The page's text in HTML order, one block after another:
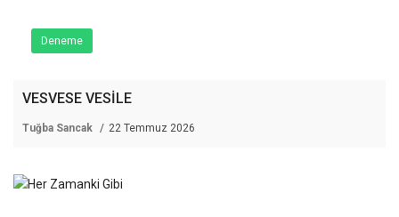
Deneme
VESVESE VESİLE
Tuğba Sancak 22 Temmuz 2026